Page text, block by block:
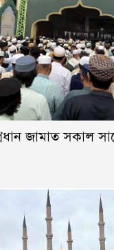
জামাত সকাল